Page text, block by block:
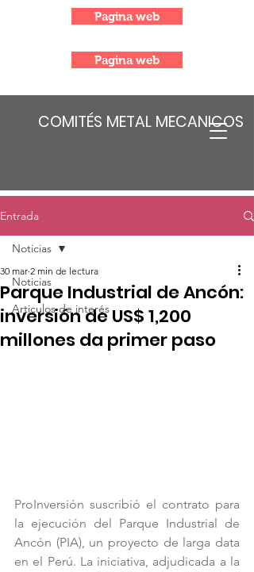
COMITÉS METAL MECANICOS
Pagina web
Pagina web
Entrada
Noticias
Articulos de interés
Noticias
Parque Industrial de Ancón:
inversión de US$ 1,200
millones da primer paso
30 mar 2 min de lectura
ProInversión suscribió el contrato para
la ejecución del Parque Industrial de
Ancón (PIA), un proyecto de larga data
en el Perú. La iniciativa, adjudicada a la